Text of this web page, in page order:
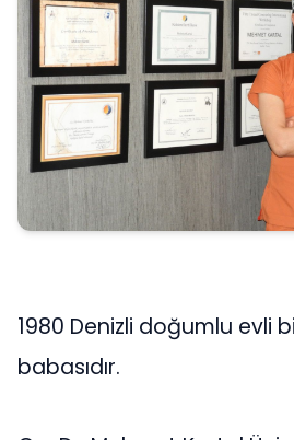
1980 Denizli doğumlu evli
babasıdır.